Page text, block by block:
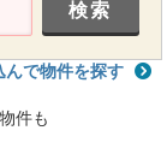
んで物件を探す
件も